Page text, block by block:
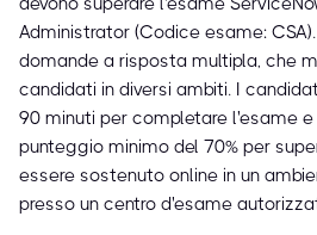
Administrator (Codice esame:
domande a risposta multipla, che
candidati in diversi ambiti. I
90 minuti per completare l'esame
punteggio minimo del 70% per
essere sostenuto online in un
presso un centro d'esame